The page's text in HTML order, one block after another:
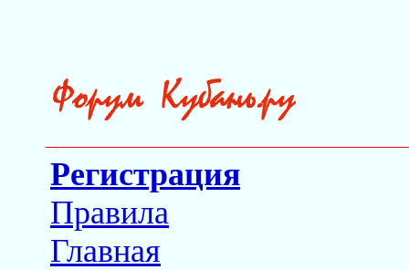
Регистрация
Правила
Главная